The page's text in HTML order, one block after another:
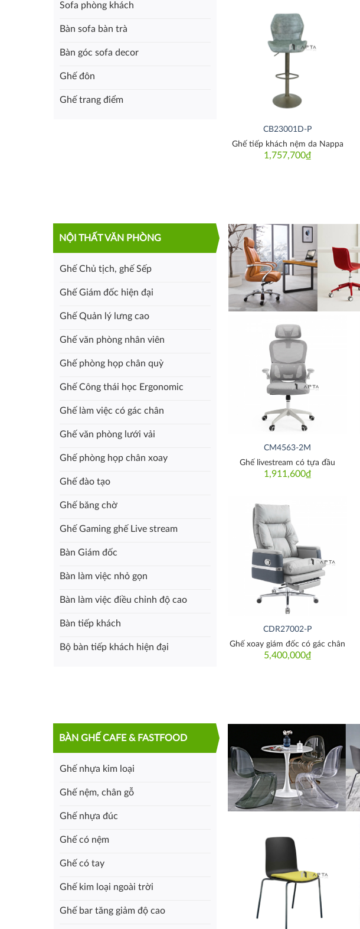
Sofa phòng khách
Bàn sofa bàn trà
Bàn góc sofa decor
Ghế đôn
Ghế trang điểm
CB23001D-P
1,757,700₫
Ghế tiếp khách nệm da Nappa
NỘI THẤT VĂN PHÒNG
Ghế Chủ tịch, ghế Sếp
Ghế Giám đốc hiện đại
Ghế Quản lý lưng cao
Ghế văn phòng nhân viên
Ghế phòng họp chân quỳ
Ghế Công thái học Ergonomic
Ghế làm việc có gác chân
Ghế văn phòng lưới vải
Ghế phòng họp chân xoay
Ghế đào tạo
Ghế băng chờ
Ghế Gaming ghế Live stream
Bàn Giám đốc
Bàn làm việc nhỏ gọn
Bàn làm việc điều chỉnh độ cao
Bàn tiếp khách
Bộ bàn tiếp khách hiện đại
CM4563-2M
1,911,600₫
Ghế livestream có tựa đầu
Thích
CDR27002-P
5,400,000₫
Ghế xoay giám đốc có gác chân
BÀN GHẾ CAFE & FASTFOOD
Ghế nhựa kim loại
Ghế nệm, chân gỗ
Ghế nhựa đúc
Ghế có nệm
Ghế có tay
Ghế kim loại ngoài trời
Ghế bar tăng giảm độ cao